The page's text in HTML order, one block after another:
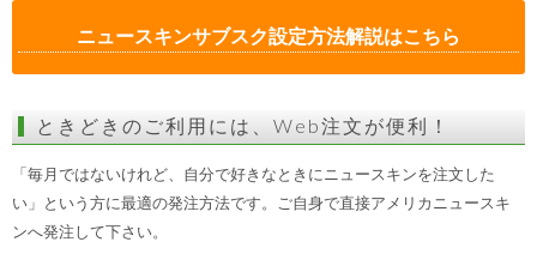
ニュースキンサブスク設定方法解説はこちら
ときどきのご利用には、Web注文が便利！
「毎月ではないけれど、自分で好きなときにニュースキンを注文した
い」という方に最適の発注方法です。ご自身で直接アメリカニュースキ
ンへ発注して下さい。